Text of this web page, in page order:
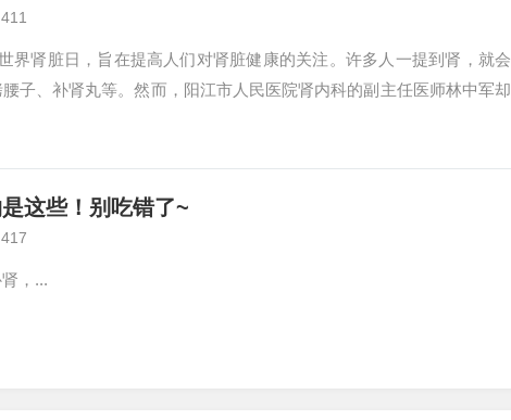
411
界肾脏日，旨在提高人们对肾脏健康的关注。许多人一提到肾，就会
子、补肾丸等。然而，阳江市人民医院肾内科的副主任医师林中军却
这些！别吃错了~
417
，...